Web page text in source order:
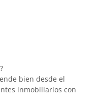
bien desde el
inmobiliarios con